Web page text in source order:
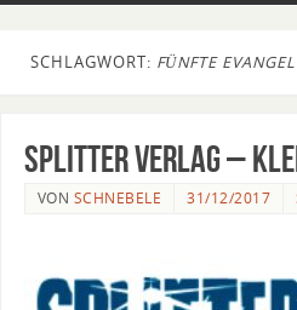
SCHLAGWORT: FÜNFTE
Splitter Verlag –
VON SCHNEBELE 31/12/2017